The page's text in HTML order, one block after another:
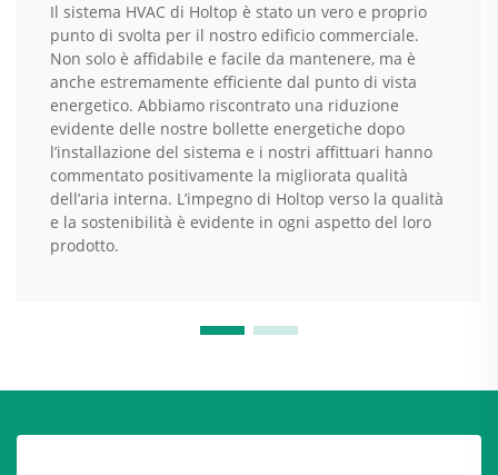
Il sistema HVAC di Holtop è stato un vero e proprio
punto di svolta per il nostro edificio commerciale.
Non solo è affidabile e facile da mantenere, ma è
anche estremamente efficiente dal punto di vista
energetico. Abbiamo riscontrato una riduzione
evidente delle nostre bollette energetiche dopo
l’installazione del sistema e i nostri affittuari hanno
commentato positivamente la migliorata qualità
dell’aria interna. L’impegno di Holtop verso la qualità
e la sostenibilità è evidente in ogni aspetto del loro
prodotto.